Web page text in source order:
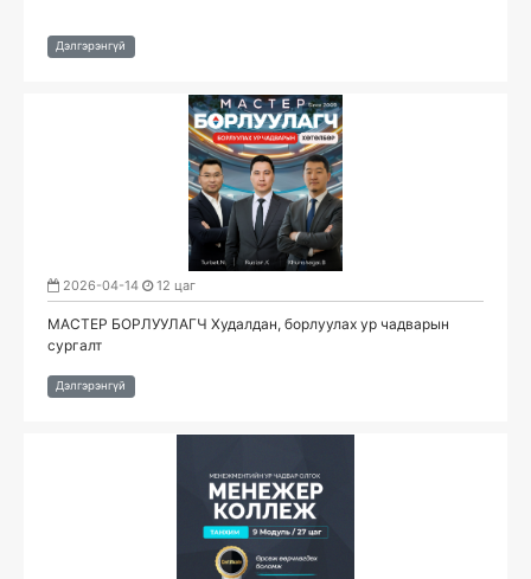
Дэлгэрэнгүй
2026-04-14 12 цаг
МАСТЕР БОРЛУУЛАГЧ Худалдан, борлуулах ур чадварын
сургалт
Дэлгэрэнгүй